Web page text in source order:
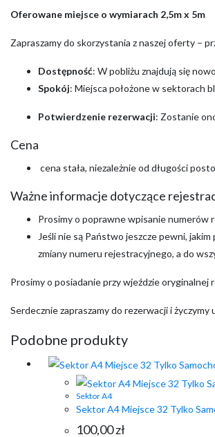
Oferowane miejsce o wymiarach 2,5m x 5m
Zapraszamy do skorzystania z naszej oferty –
Dostępność: W pobliżu znajdują się
Spokój: Miejsca położone w sektorach
Potwierdzenie rezerwacji: Zostanie
Cena
cena stała, niezależnie od długości
Ważne informacje dotyczące
Prosimy o poprawne wpisanie numerów
Jeśli nie są Państwo jeszcze pewni,
zmiany numeru rejestracyjnego, a do
Prosimy o posiadanie przy wjeździe
Serdecznie zapraszamy do rezerwacji i
Podobne produkty
Sektor A4
Sektor A4 Miejsce 32 Tylko
100,00zł